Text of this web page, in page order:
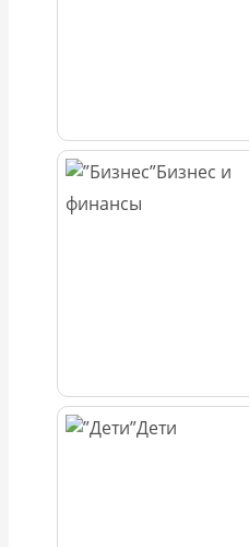
Бизнес и
финансы
Дети